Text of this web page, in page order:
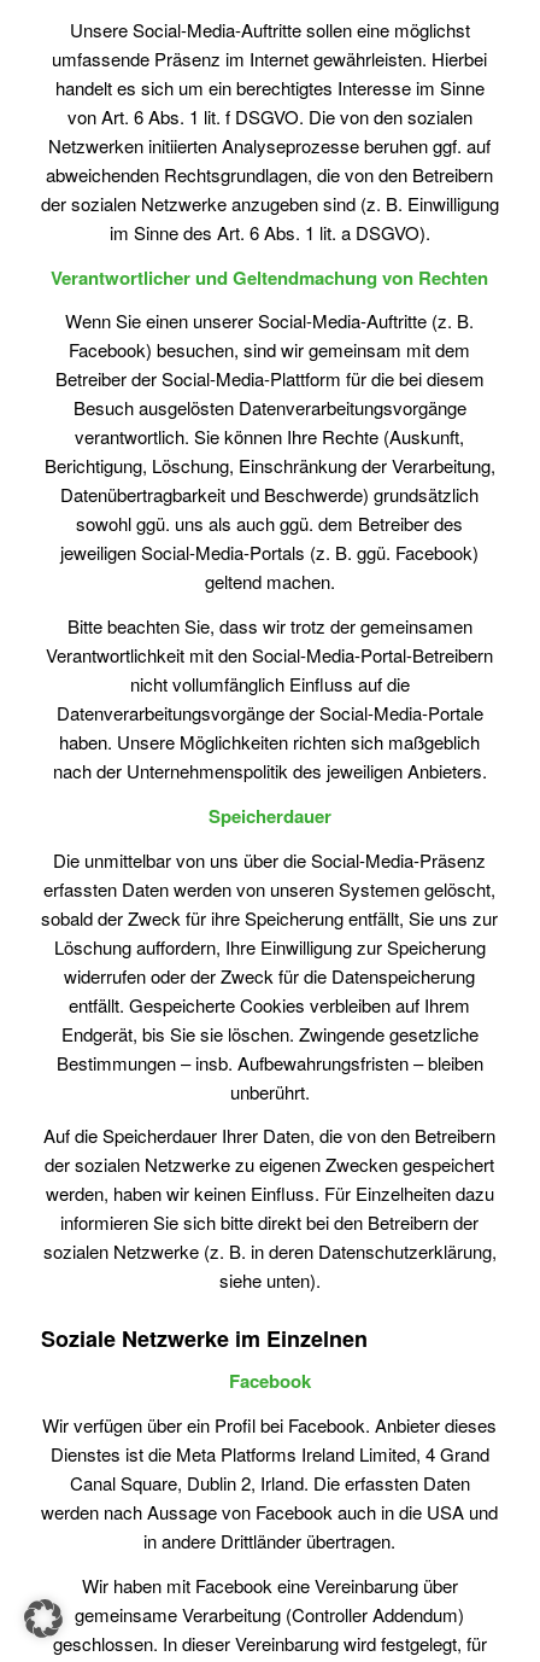
Unsere Social-Media-Auftritte sollen eine möglichst
umfassende Präsenz im Internet gewährleisten. Hierbei
handelt es sich um ein berechtigtes Interesse im Sinne
von Art. 6 Abs. 1 lit. f DSGVO. Die von den sozialen
Netzwerken initiierten Analyseprozesse beruhen ggf. auf
abweichenden Rechtsgrundlagen, die von den Betreibern
der sozialen Netzwerke anzugeben sind (z. B. Einwilligung
im Sinne des Art. 6 Abs. 1 lit. a DSGVO).
Verantwortlicher und Geltendmachung von Rechten
Wenn Sie einen unserer Social-Media-Auftritte (z. B.
Facebook) besuchen, sind wir gemeinsam mit dem
Betreiber der Social-Media-Plattform für die bei diesem
Besuch ausgelösten Datenverarbeitungsvorgänge
verantwortlich. Sie können Ihre Rechte (Auskunft,
Berichtigung, Löschung, Einschränkung der Verarbeitung,
Datenübertragbarkeit und Beschwerde) grundsätzlich
sowohl ggü. uns als auch ggü. dem Betreiber des
jeweiligen Social-Media-Portals (z. B. ggü. Facebook)
geltend machen.
Bitte beachten Sie, dass wir trotz der gemeinsamen
Verantwortlichkeit mit den Social-Media-Portal-Betreibern
nicht vollumfänglich Einfluss auf die
Datenverarbeitungsvorgänge der Social-Media-Portale
haben. Unsere Möglichkeiten richten sich maßgeblich
nach der Unternehmenspolitik des jeweiligen Anbieters.
Speicherdauer
Die unmittelbar von uns über die Social-Media-Präsenz
erfassten Daten werden von unseren Systemen gelöscht,
sobald der Zweck für ihre Speicherung entfällt, Sie uns zur
Löschung auffordern, Ihre Einwilligung zur Speicherung
widerrufen oder der Zweck für die Datenspeicherung
entfällt. Gespeicherte Cookies verbleiben auf Ihrem
Endgerät, bis Sie sie löschen. Zwingende gesetzliche
Bestimmungen – insb. Aufbewahrungsfristen – bleiben
unberührt.
Auf die Speicherdauer Ihrer Daten, die von den Betreibern
der sozialen Netzwerke zu eigenen Zwecken gespeichert
werden, haben wir keinen Einfluss. Für Einzelheiten dazu
informieren Sie sich bitte direkt bei den Betreibern der
sozialen Netzwerke (z. B. in deren Datenschutzerklärung,
siehe unten).
Soziale Netzwerke im Einzelnen
Facebook
Wir verfügen über ein Profil bei Facebook. Anbieter dieses
Dienstes ist die Meta Platforms Ireland Limited, 4 Grand
Canal Square, Dublin 2, Irland. Die erfassten Daten
werden nach Aussage von Facebook auch in die USA und
in andere Drittländer übertragen.
Wir haben mit Facebook eine Vereinbarung über
gemeinsame Verarbeitung (Controller Addendum)
geschlossen. In dieser Vereinbarung wird festgelegt, für